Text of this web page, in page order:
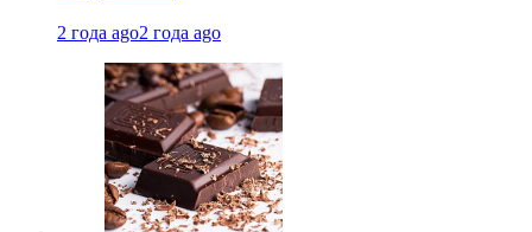
2 года ago2 года ago